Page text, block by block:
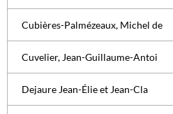
Cubières-Palmézeaux, Michel de
Cuvelier, Jean-Guillaume-Antoi
Dejaure Jean-Élie et Jean-Cla